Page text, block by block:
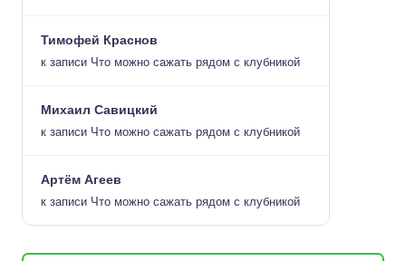
Тимофей Краснов
к записи Что можно сажать рядом с клубникой
Михаил Савицкий
к записи Что можно сажать рядом с клубникой
Артём Агеев
к записи Что можно сажать рядом с клубникой